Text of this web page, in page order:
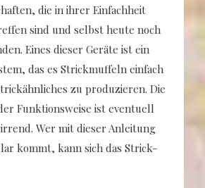
die in ihrer Einfachheit
sind und selbst heute noch
Eines dieser Geräte ist ein
das es Strickmuffeln einfach
zu produzieren. Die
Funktionsweise ist eventuell
Wer mit dieser Anleitung
kommt, kann sich das Strick-